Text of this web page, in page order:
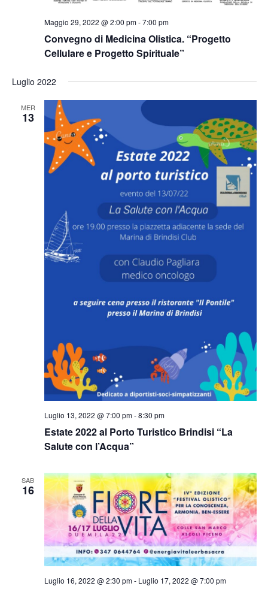
Maggio 29, 2022 @ 2:00 pm-7:00 pm
Convegno di Medicina Olistica. “Progetto
Cellulare e Progetto Spirituale”
Luglio 2022
MER
13
Luglio 13, 2022 @ 7:00 pm-8:30 pm
Estate 2022 al Porto Turistico Brindisi “La
Salute con l’Acqua”
SAB
16
Luglio 16, 2022 @ 2:30 pm- Luglio 17, 2022 @ 7:00 pm